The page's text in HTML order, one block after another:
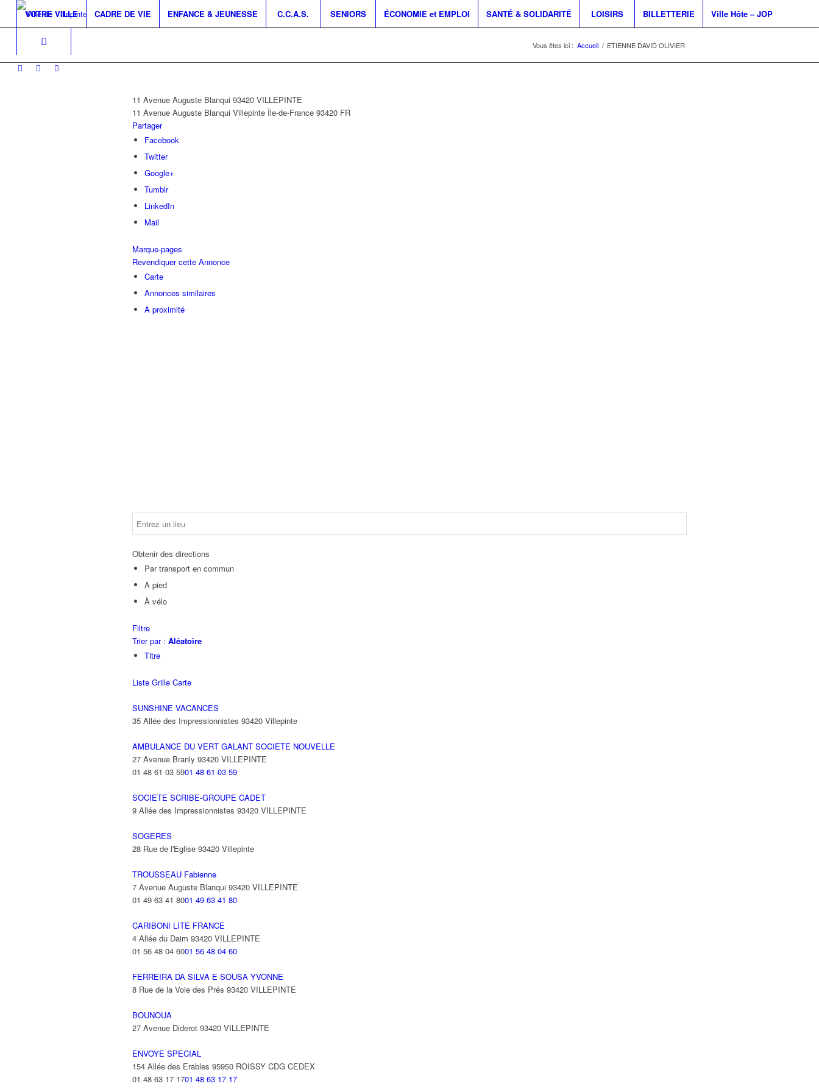
VOTRE VILLE CADRE DE VIE ENFANCE & JEUNESSE C.C.A.S. SENIORS ÉCONOMIE et EMPLOI SANTÉ & SOLIDARITÉ LOISIRS BILLETTERIE Ville Hôte – JOP
Vous êtes ici : Accueil / ETIENNE DAVID OLIVIER
11 Avenue Auguste Blanqui 93420 VILLEPINTE
11 Avenue Auguste Blanqui Villepinte Île-de-France 93420 FR
Partager
Facebook
Twitter
Google+
Tumblr
LinkedIn
Mail
Marque-pages
Revendiquer cette Annonce
Carte
Annonces similaires
A proximité
Obtenir des directions
Par transport en commun
A pied
À vélo
Filtre
Trier par : Aléatoire
Titre
Liste Grille Carte
SUNSHINE VACANCES
35 Allée des Impressionnistes 93420 Villepinte
AMBULANCE DU VERT GALANT SOCIETE NOUVELLE
27 Avenue Branly 93420 VILLEPINTE
01 48 61 03 5901 48 61 03 59
SOCIETE SCRIBE-GROUPE CADET
9 Allée des Impressionnistes 93420 VILLEPINTE
SOGERES
28 Rue de l'Eglise 93420 Villepinte
TROUSSEAU Fabienne
7 Avenue Auguste Blanqui 93420 VILLEPINTE
01 49 63 41 8001 49 63 41 80
CARIBONI LITE FRANCE
4 Allée du Daim 93420 VILLEPINTE
01 56 48 04 6001 56 48 04 60
FERREIRA DA SILVA E SOUSA YVONNE
8 Rue de la Voie des Prés 93420 VILLEPINTE
BOUNOUA
27 Avenue Diderot 93420 VILLEPINTE
ENVOYE SPECIAL
154 Allée des Erables 95950 ROISSY CDG CEDEX
01 48 63 17 1701 48 63 17 17